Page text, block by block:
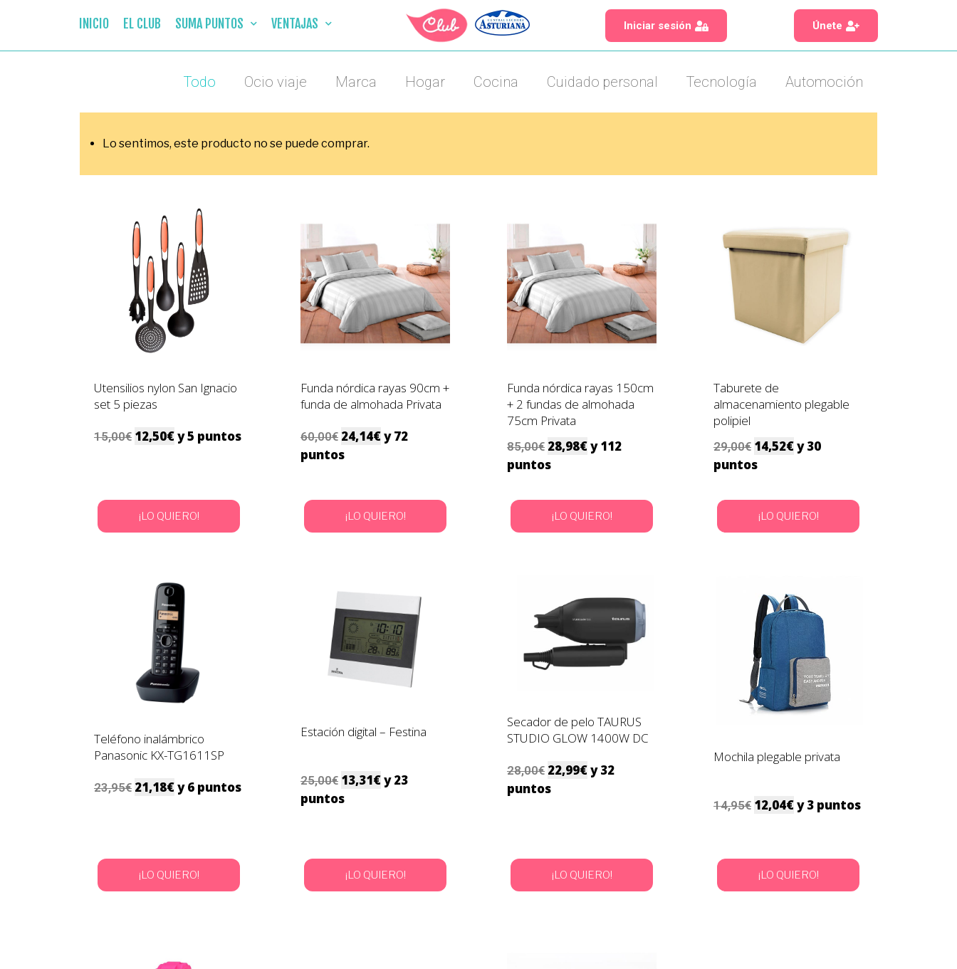
INICIO EL CLUB SUMA PUNTOS VENTAJAS Iniciar sesión Únete
Todo Ocio viaje Marca Hogar Cocina Cuidado personal Tecnología Automoción
Lo sentimos, este producto no se puede comprar.
Utensilios nylon San Ignacio
set 5 piezas
15,00€ 12,50€y 5 puntos
¡LO QUIERO!
Funda nórdica rayas 90cm +
funda de almohada Privata
60,00€ 24,14€y 72
puntos
¡LO QUIERO!
Funda nórdica rayas 150cm
+ 2 fundas de almohada
75cm Privata
85,00€ 28,98€y 112
puntos
¡LO QUIERO!
Taburete de
almacenamiento plegable
polipiel
29,00€ 14,52€y 30
puntos
¡LO QUIERO!
Teléfono inalámbrico
Panasonic KX-TG1611SP
23,95€ 21,18€y 6 puntos
¡LO QUIERO!
Estación digital – Festina
25,00€ 13,31€y 23
puntos
¡LO QUIERO!
Secador de pelo TAURUS
STUDIO GLOW 1400W DC
28,00€ 22,99€y 32
puntos
¡LO QUIERO!
Mochila plegable privata
14,95€ 12,04€y 3 puntos
¡LO QUIERO!